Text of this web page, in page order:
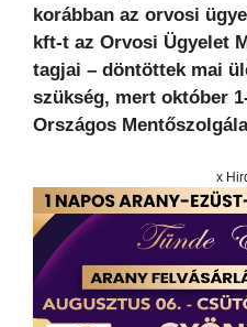
korábban az orvosi
kft-t az Orvosi Ügyelet
tagjai – döntöttek mai
szükség, mert október
Országos
x